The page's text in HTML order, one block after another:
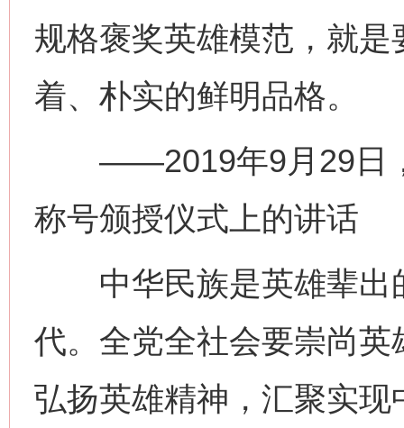
规格褒奖英雄模范，就
着、朴实的鲜明品格。
——2019年9月29日，
称号颁授仪式上的讲话
中华民族是英雄辈出
代。全党全社会要崇尚
弘扬英雄精神，汇聚实